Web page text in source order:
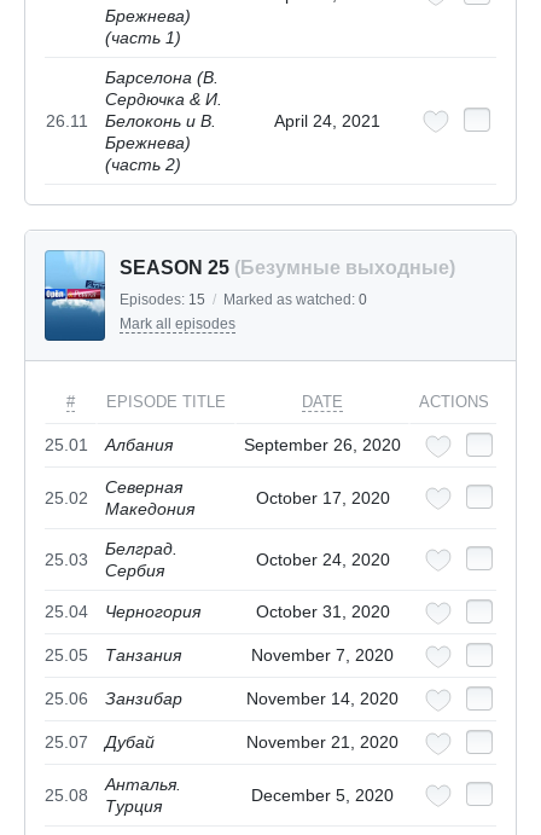
Брежнева)
(часть 1)
26.11
Барселона (В.
Сердючка & И.
Белоконь и В.
Брежнева)
(часть 2)
April 24, 2021
SEASON 25 (Безумные выходные)
Episodes: 15 / Marked as watched: 0
Mark all episodes
# EPISODE TITLE DATE ACTIONS
25.01 Албания September 26, 2020
25.02
Северная
Македония
October 17, 2020
25.03
Белград.
Сербия
October 24, 2020
25.04 Черногория October 31, 2020
25.05 Танзания November 7, 2020
25.06 Занзибар November 14, 2020
25.07 Дубай November 21, 2020
25.08
Анталья.
Турция
December 5, 2020